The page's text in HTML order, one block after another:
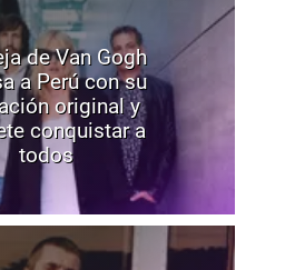
de Van Gogh
a Perú con su
original y
conquistar a
todos